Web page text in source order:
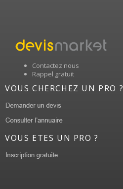
Contactez nous
Rappel gratuit
VOUS CHERCHEZ UN PRO ?
VOUS ETES UN PRO ?